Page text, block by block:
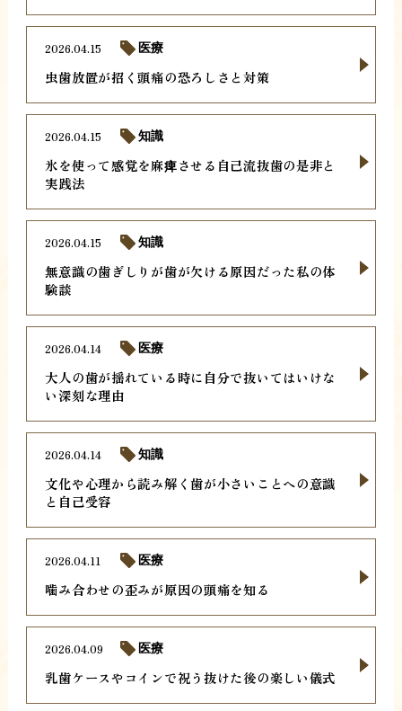
虫歯放置が招く頭痛の恐ろしさと対策
2026.04.15 医療
氷を使って感覚を麻痺させる自己流抜歯の是非と
実践法
2026.04.15 知識
無意識の歯ぎしりが歯が欠ける原因だった私の体
験談
2026.04.15 知識
大人の歯が揺れている時に自分で抜いてはいけな
い深刻な理由
2026.04.14 医療
文化や心理から読み解く歯が小さいことへの意識
と自己受容
2026.04.14 知識
噛み合わせの歪みが原因の頭痛を知る
2026.04.11 医療
乳歯ケースやコインで祝う抜けた後の楽しい儀式
2026.04.09 医療